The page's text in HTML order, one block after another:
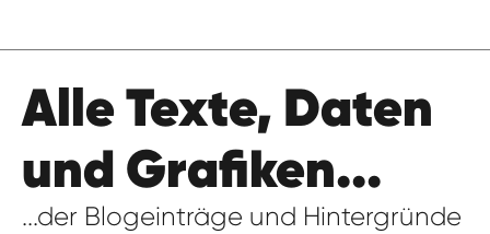
Alle Texte, Daten
und Grafiken...
...der Blogeinträge und Hintergründe